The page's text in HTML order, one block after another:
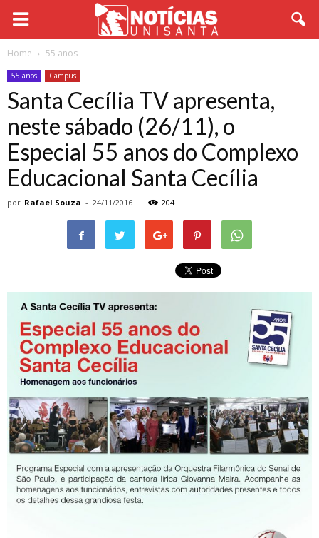
Home 55 anos
55 anos Campus
Santa Cecília TV apresenta,
neste sábado (26/11), o
Especial 55 anos do Complexo
Educacional Santa Cecília
por Rafael Souza - 24/11/2016 204